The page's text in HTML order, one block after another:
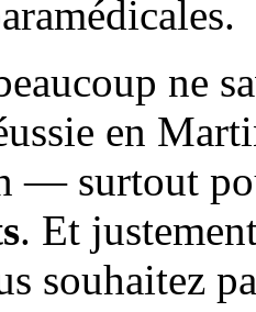
ne
en
— surtout
. Et
souhaitez